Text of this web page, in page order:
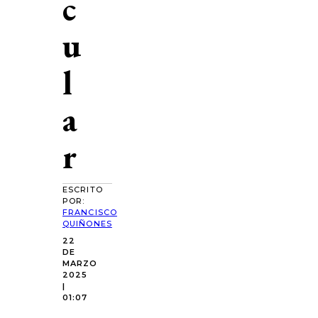
u
l
a
r
ESCRITO
POR:
FRANCISCO
QUIÑONES
22
DE
MARZO
2025
|
01:07